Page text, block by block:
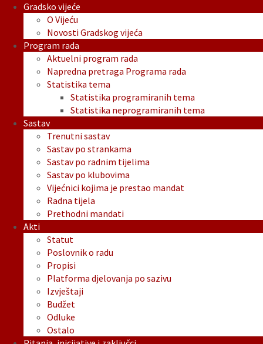
Gradsko vijeće
O Vijeću
Novosti Gradskog vijeća
Program rada
Aktuelni program rada
Napredna pretraga Programa rada
Statistika tema
Statistika programiranih tema
Statistika neprogramiranih tema
Sastav
Trenutni sastav
Sastav po strankama
Sastav po radnim tijelima
Sastav po klubovima
Vijećnici kojima je prestao mandat
Radna tijela
Prethodni mandati
Akti
Statut
Poslovnik o radu
Propisi
Platforma djelovanja po sazivu
Izvještaji
Budžet
Odluke
Ostalo